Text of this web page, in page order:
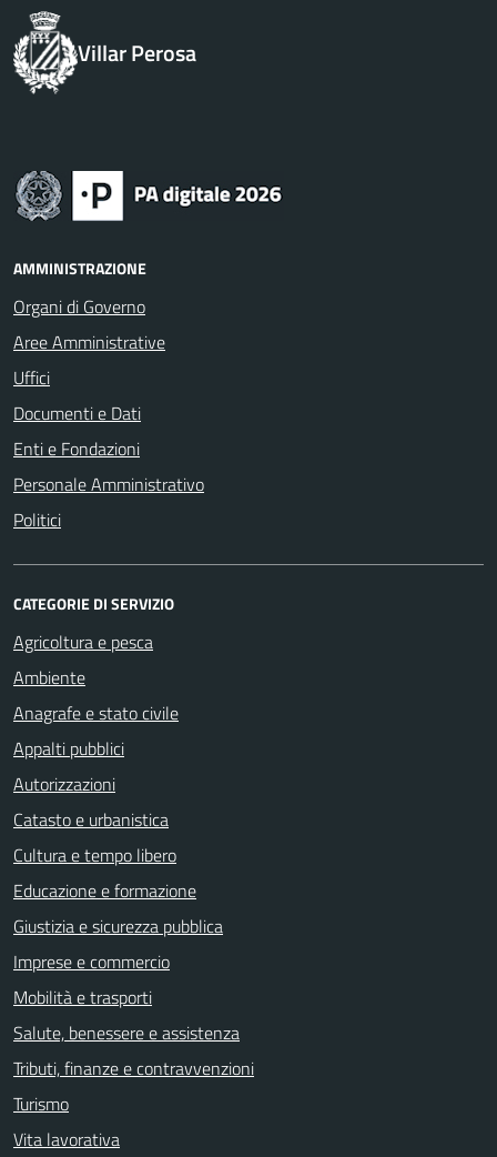
Villar Perosa
AMMINISTRAZIONE
Organi di Governo
Aree Amministrative
Uffici
Documenti e Dati
Enti e Fondazioni
Personale Amministrativo
Politici
CATEGORIE DI SERVIZIO
Agricoltura e pesca
Ambiente
Anagrafe e stato civile
Appalti pubblici
Autorizzazioni
Catasto e urbanistica
Cultura e tempo libero
Educazione e formazione
Giustizia e sicurezza pubblica
Imprese e commercio
Mobilità e trasporti
Salute, benessere e assistenza
Tributi, finanze e contravvenzioni
Turismo
Vita lavorativa